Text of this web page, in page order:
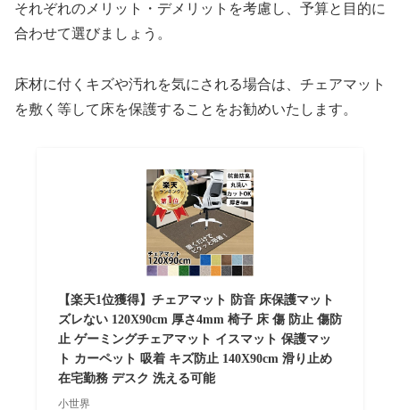
それぞれのメリット・デメリットを考慮し、予算と目的に
合わせて選びましょう。
床材に付くキズや汚れを気にされる場合は、チェアマット
を敷く等して床を保護することをお勧めいたします。
【楽天1位獲得】チェアマット 防音 床保護マット
ズレない 120X90cm 厚さ4mm 椅子 床 傷 防止 傷防
止 ゲーミングチェアマット イスマット 保護マッ
ト カーペット 吸着 キズ防止 140X90cm 滑り止め
在宅勤務 デスク 洗える可能
小世界